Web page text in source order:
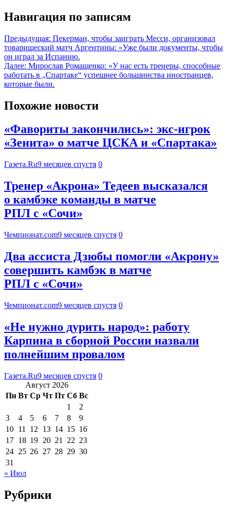
Навигация по записям
Предыдущая: Пекерман, чтобы заиграть Месси, организовал
товарищеский матч Аргентины: «Уже были документы, чтобы
он играл за Испанию.
Далее: Мирослав Ромащенко: «У нас есть тренеры, способные
работать в „Спартаке“ успешнее большинства иностранцев,
которые были.
Похожие новости
«Фавориты закончились»: экс-игрок
«Зенита» о матче ЦСКА и «Спартака»
Газета.Ru9 месяцев спустя 0
Тренер «Акрона» Тедеев высказался
о камбэке команды в матче
РПЛ с «Сочи»
Чемпионат.com9 месяцев спустя 0
Два ассиста Дзюбы помогли «Акрону»
совершить камбэк в матче
РПЛ с «Сочи»
Чемпионат.com9 месяцев спустя 0
«Не нужно дурить народ»: работу
Карпина в сборной России назвали
полнейшим провалом
Газета.Ru9 месяцев спустя 0
Август 2026
Пн Вт Ср Чт Пт Сб Вс
1
2
3
4 5 6 7 8
9
10 11 12 13 14 15 16
17 18 19 20 21 22 23
24 25 26 27 28 29 30
31
« Июл
Рубрики